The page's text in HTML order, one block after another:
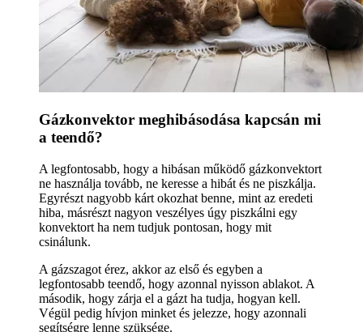
Gázkonvektor meghibásodása kapcsán mi
a teendő?
A legfontosabb, hogy a hibásan működő gázkonvektort
ne használja tovább, ne keresse a hibát és ne piszkálja.
Egyrészt nagyobb kárt okozhat benne, mint az eredeti
hiba, másrészt nagyon veszélyes úgy piszkálni egy
konvektort ha nem tudjuk pontosan, hogy mit
csinálunk.
A gázszagot érez, akkor az első és egyben a
legfontosabb teendő, hogy azonnal nyisson ablakot. A
második, hogy zárja el a gázt ha tudja, hogyan kell.
Végül pedig hívjon minket és jelezze, hogy azonnali
segítségre lenne szüksége.